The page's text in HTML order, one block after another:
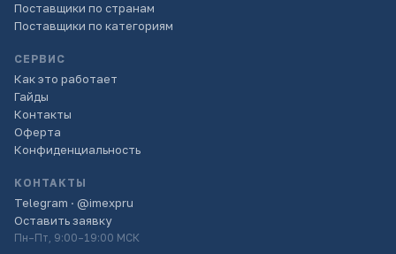
Поставщики по странам
Поставщики по категориям
СЕРВИС
Как это работает
Гайды
Контакты
Оферта
Конфиденциальность
КОНТАКТЫ
Telegram · @imexpru
Оставить заявку
Пн–Пт, 9:00–19:00 МСК